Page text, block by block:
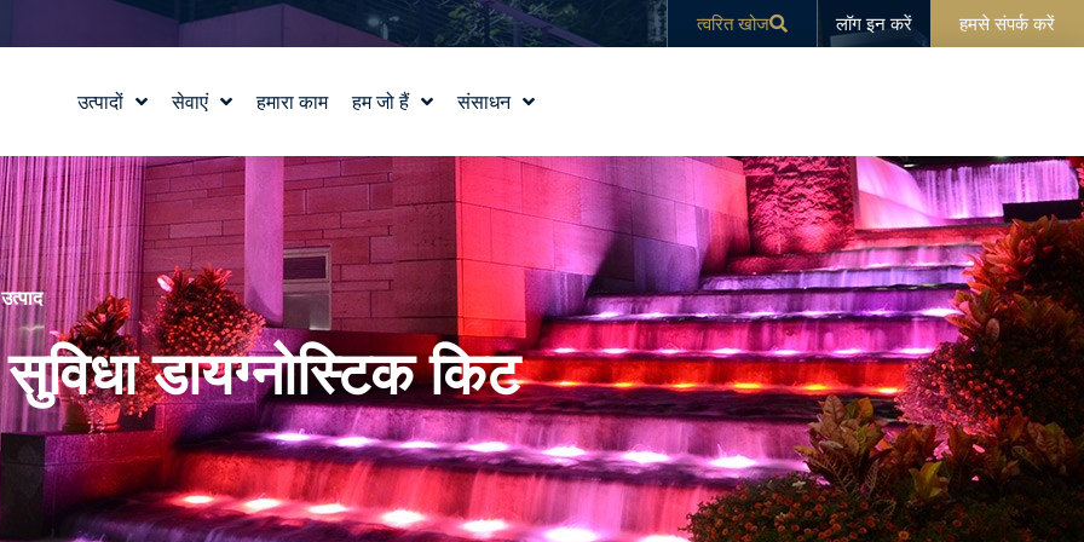
त्वरित खोज लॉग इन करें हमसे संपर्क करें
उत्पादों सेवाएं
जल सुविधा डिजाइन
वाटरलैब™
उत्पाद और तकनीकी सहायता
हमारा काम हम जो हैं
हमारी कहानी
हमारे मूल्य
टीम से मिलो
करियर
संसाधन
शिक्षा
ब्लॉग
उत्पाद
डायग्नोस्टिक किट